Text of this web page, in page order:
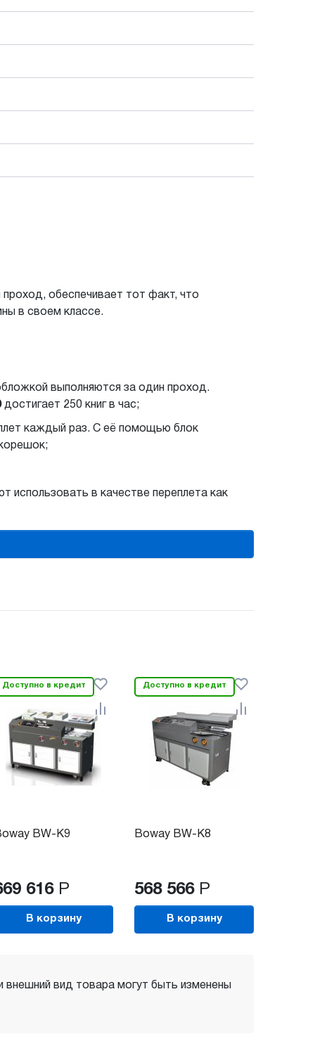
обеспечивает тот факт, что
в своем классе.
выполняются за один проход.
достигает 250 книг в час;
каждый раз. С её помощью блок
в качестве переплета как
Доступно в кредит
BW-K9
616 Р
В корзину
Доступно в кредит
Boway BW-K8
568 566 Р
В корзину
внешний вид товара могут быть изменены